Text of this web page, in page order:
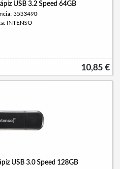
USB 3.2 Speed 64GB
3533490
INTENSO
10,85 €
USB 3.0 Speed 128GB